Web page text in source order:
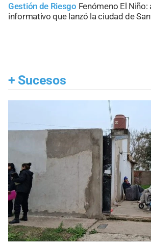
Gestión de Riesgo Fenómeno El
informativo que lanzó la ciudad de
+ Sucesos